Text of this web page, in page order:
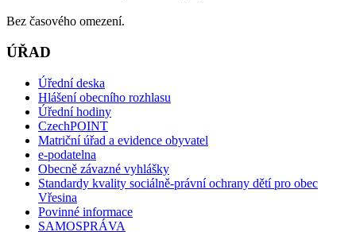
Bez časového omezení.
ÚŘAD
Úřední deska
Hlášení obecního rozhlasu
Úřední hodiny
CzechPOINT
Matriční úřad a evidence obyvatel
e-podatelna
Obecně závazné vyhlášky
Standardy kvality sociálně-právní ochrany dětí pro obec
Vřesina
Povinné informace
SAMOSPRÁVA